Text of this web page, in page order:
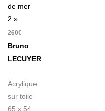
de mer
2 »
260€
Bruno
LECUYER
Acrylique
sur toile
65 x 54